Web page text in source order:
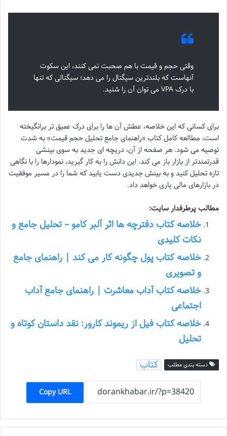
وقتی حجم و قیمت با هم صحبت نمی کنند، این سکوت
آنهاست که بلندترین سیگنال را می دهد؛ سیگنالی که تنها
با درک VPA می توان آن را شنید.
برای کسانی که این خلاصه، عطش آن ها را برای درک عمیق تر برانگیخته
است، مطالعه کامل کتاب «راهنمای جامع تحلیل حجم قیمت» به شدت
توصیه می شود. هر صفحه از آن، دریچه ای جدید به سوی بینشی
قدرتمندتر از بازار باز می کند. این دانش را به کار گیرید، نمودارها را با نگاهی
تازه تحلیل کنید و به بینش جدیدی دست یابید که شما را در مسیر موفقیت
در بازارهای مالی یاری خواهد داد.
مطالب پرطرفدار سایت:
خلاصه کتاب دفترچه ها اثر آلبر کامو – تحلیل جامع و
نکات کلیدی
خلاصه کتاب پول چگونه کار می کند | راهنمای جامع
و تصویری
خلاصه کتاب آداب معاشرت | راهنمای جامع آداب
اجتماعی
خلاصه کتاب فیل از ریموند کارور: نقد داستان کوتاه و
تحلیل
دسته بندی مطلب کتاب
Copy URL